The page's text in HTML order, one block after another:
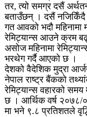
तर, त्यो समग्र दसैं
बताउँछन् । दसैं नजिकिँदै
गत आवको भदौ महिनामा
रेमिट्यान्स आउने क्रम
असोज महिनामा
भरथेग गर्दै आएको छ ।
देशको वैदेशिक मुद्रा
नेपाल राष्ट्र बैंकको
रेमिट्यान्स वहारको समय
छ । आर्थिक वर्ष २०७८/
मा भने ९.८ प्रतिशतले